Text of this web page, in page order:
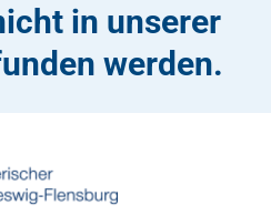
in unserer
werden.